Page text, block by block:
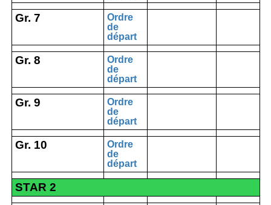
Gr. 7
Ordre
de
départ
Gr. 8
Ordre
de
départ
Gr. 9
Ordre
de
départ
Gr. 10
Ordre
de
départ
STAR 2